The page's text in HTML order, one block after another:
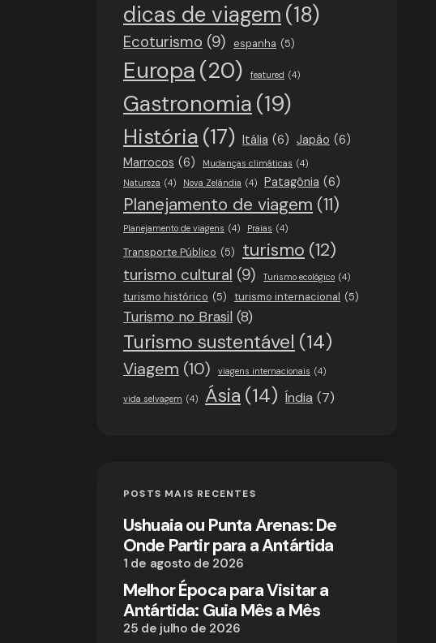
dicas de viagem (18)
Ecoturismo (9) espanha (5)
Europa (20) featured (4)
Gastronomia (19)
História (17) Itália (6) Japão (6)
Marrocos (6) Mudanças climáticas (4)
Natureza (4) Nova Zelândia (4) Patagônia (6)
Planejamento de viagem (11)
Planejamento de viagens (4) Praias (4)
Transporte Público (5) turismo (12)
turismo cultural (9) Turismo ecológico (4)
turismo histórico (5) turismo internacional (5)
Turismo no Brasil (8)
Turismo sustentável (14)
Viagem (10) viagens internacionais (4)
vida selvagem (4) Ásia (14) Índia (7)
POSTS MAIS RECENTES
Ushuaia ou Punta Arenas: De
Onde Partir para a Antártida
1 de agosto de 2026
Melhor Época para Visitar a
Antártida: Guia Mês a Mês
25 de julho de 2026